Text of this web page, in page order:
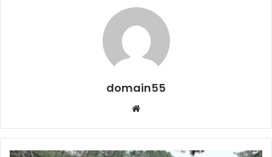
domain55
Web